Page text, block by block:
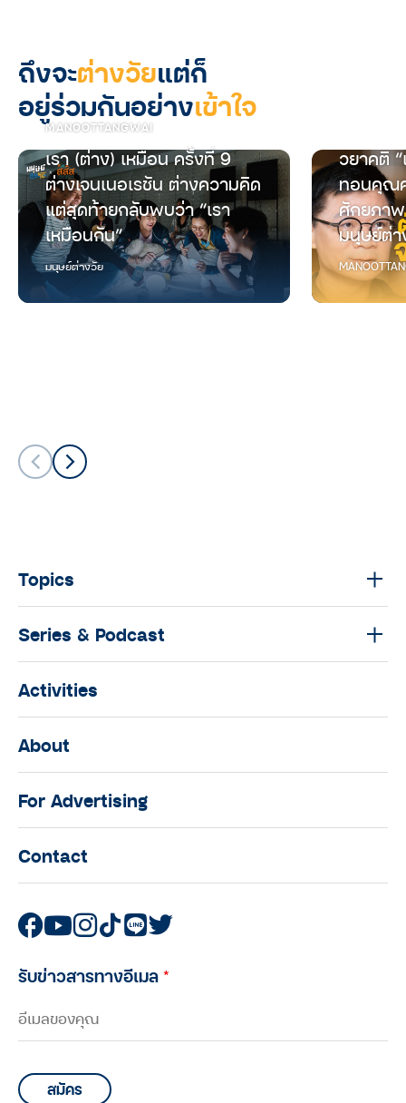
ถึงจะต่างวัยแต่ก็
อยู่ร่วมกันอย่างเข้าใจ
MANOOTTANGWAI
เรา (ต่าง) เหมือน ครั้งที่ 9
ต่างเจนเนอเรชัน ต่างความคิด
แต่สุดท้ายกลับพบว่า “เรา
เหมือนกัน”
มนุษย์ต่างวัย
วยาคติ
ทอนคุณ
ศักยภา
มนุษย์ต่า
Topics
Series & Podcast
Activities
About
For Advertising
Contact
รับข่าวสารทางอีเมล*